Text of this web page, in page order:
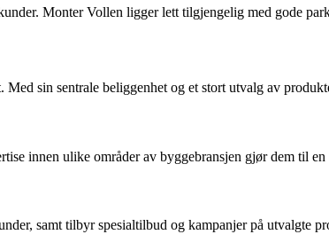
Monter Vollen ligger lett tilgjengelig med gode
sin sentrale beliggenhet og et stort utvalg av
innen ulike områder av byggebransjen gjør dem til
samt tilbyr spesialtilbud og kampanjer på utvalgte